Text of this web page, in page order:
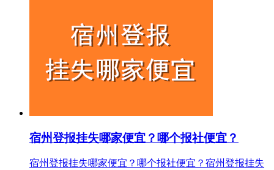
宿州登报挂失哪家便宜？哪个报社便宜？
宿州登报挂失哪家便宜？哪个报社便宜？宿州登报挂失